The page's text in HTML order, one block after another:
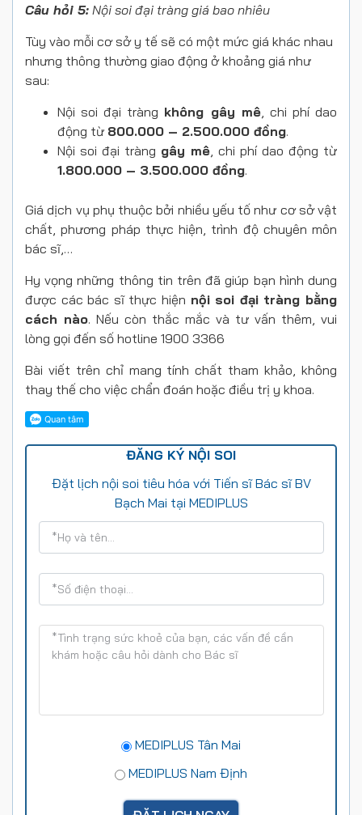
Câu hỏi 5: Nội soi đại tràng giá bao nhiêu
Tùy vào mỗi cơ sở y tế sẽ có một mức giá khác nhau
nhưng thông thường giao động ở khoảng giá như
sau:
Nội soi đại tràng không gây mê, chi phí dao
động từ 800.000 – 2.500.000 đồng.
Nội soi đại tràng gây mê , chi phí dao động từ
1.800.000 – 3.500.000 đồng.
Giá dịch vụ phụ thuộc bởi nhiều yếu tố như cơ sở vật
chất, phương pháp thực hiện, trình độ chuyên môn
bác sĩ,…
Hy vọng những thông tin trên đã giúp bạn hình dung
được các bác sĩ thực hiện nội soi đại tràng bằng
cách nào. Nếu còn thắc mắc và tư vấn thêm, vui
lòng gọi đến số hotline 1900 3366
Bài viết trên chỉ mang tính chất tham khảo, không
thay thế cho việc chẩn đoán hoặc điều trị y khoa.
ĐĂNG KÝ NỘI SOI
Đặt lịch nội soi tiêu hóa với Tiến sĩ Bác sĩ BV
Bạch Mai tại MEDIPLUS
MEDIPLUS Tân Mai
MEDIPLUS Nam Định